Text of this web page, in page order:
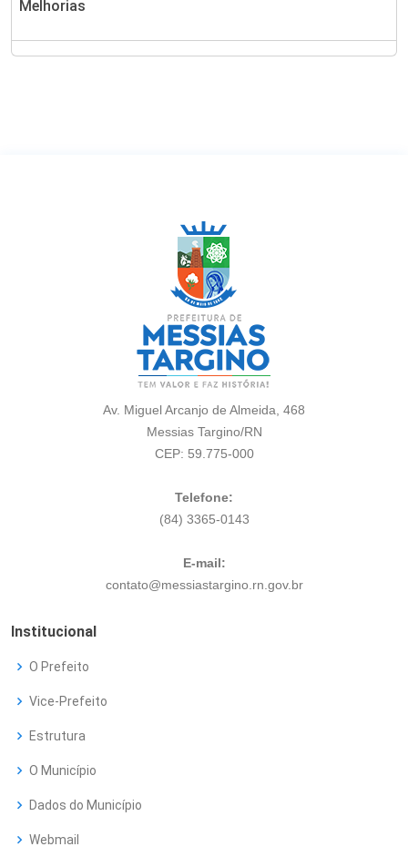
Melhorias
Av. Miguel Arcanjo de Almeida, 468
Messias Targino/RN
CEP: 59.775-000
Telefone:
(84) 3365-0143
E-mail:
contato@messiastargino.rn.gov.br
Institucional
O Prefeito
Vice-Prefeito
Estrutura
O Município
Dados do Município
Webmail